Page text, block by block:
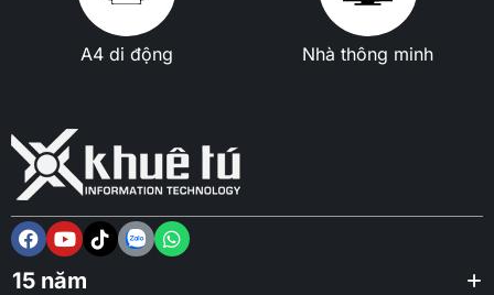
A4 di động Nhà thông minh
15 năm